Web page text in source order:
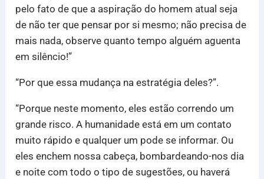
pelo fato de que a aspiração do homem atual seja
de não ter que pensar por si mesmo; não precisa de
mais nada, observe quanto tempo alguém aguenta
em silêncio!”
“Por que essa mudança na estratégia deles?”.
“Porque neste momento, eles estão correndo um
grande risco. A humanidade está em um contato
muito rápido e qualquer um pode se informar. Ou
eles enchem nossa cabeça, bombardeando-nos dia
e noite com todo o tipo de sugestões, ou haverá